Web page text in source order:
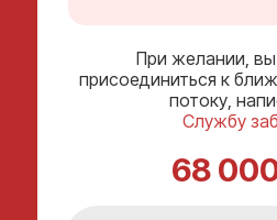
68
При желании,
присоединиться к
потоку,
Службу